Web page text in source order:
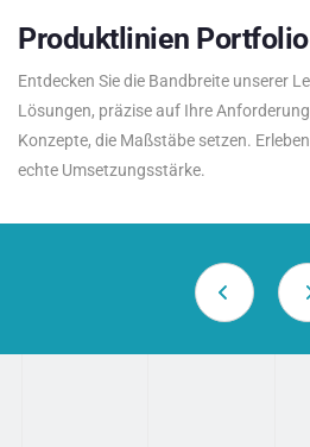
Produktlinien Portfolio
Entdecken Sie die Bandbreite unserer
Lösungen, präzise auf Ihre
Konzepte, die Maßstäbe setzen.
echte Umsetzungsstärke.